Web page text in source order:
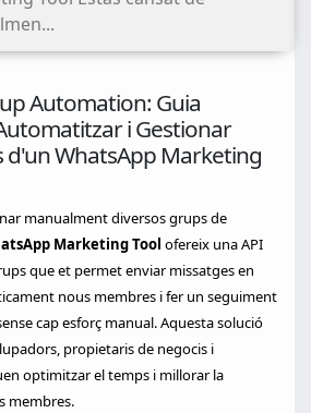
Automation: Guia
i Gestionar
d'un WhatsApp Marketing
manualment diversos grups de
Marketing Tool ofereix una API
que et permet enviar missatges en
nous membres i fer un seguiment
cap esforç manual. Aquesta solució
propietaris de negocis i
optimitzar el temps i millorar la
membres.